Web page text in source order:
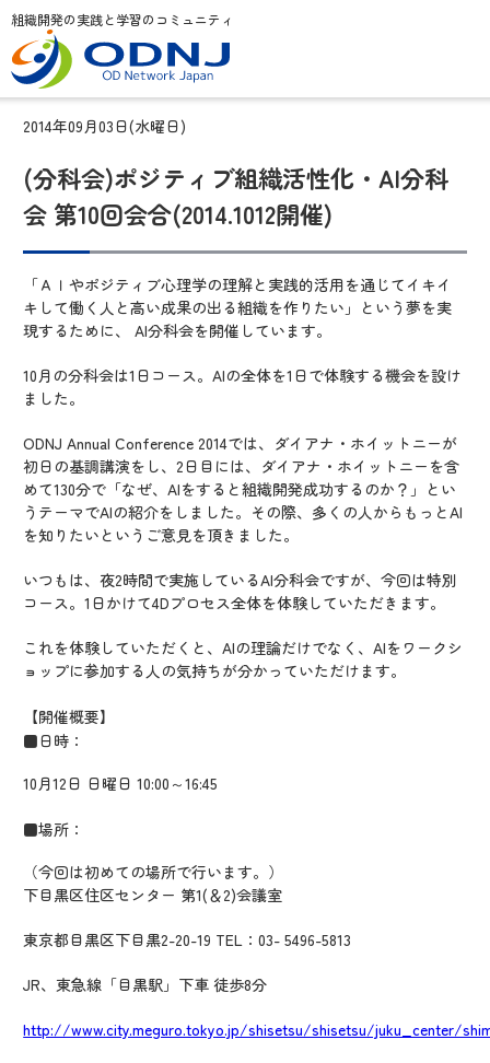
組織開発の実践と学習のコミュニティ
2014年09月03日(水曜日)
(分科会)ポジティブ組織活性化・AI分科
会 第10回会合(2014.1012開催)
「ＡＩやポジティブ心理学の理解と実践的活用を通じてイキイ
キして働く人と高い成果の出る組織を作りたい」という夢を実
現するために、 AI分科会を開催しています。
10月の分科会は1日コース。AIの全体を1日で体験する機会を設け
ました。
ODNJ Annual Conference 2014では、ダイアナ・ホイットニーが
初日の基調講演をし、2日目には、ダイアナ・ホイットニーを含
めて130分で「なぜ、AIをすると組織開発成功するのか？」とい
うテーマでAIの紹介をしました。その際、多くの人からもっとAI
を知りたいというご意見を頂きました。
いつもは、夜2時間で実施しているAI分科会ですが、今回は特別
コース。1日かけて4Dプロセス全体を体験していただきます。
これを体験していただくと、AIの理論だけでなく、AIをワークシ
ョップに参加する人の気持ちが分かっていただけます。
【開催概要】
■日時：
10月12日 日曜日 10:00～16:45
■場所：
（今回は初めての場所で行います。）
下目黒区住区センター 第1(＆2)会議室
東京都目黒区下目黒2-20-19 TEL：03- 5496-5813
JR、東急線「目黒駅」下車 徒歩8分
http://www.city.meguro.tokyo.jp/shisetsu/shisetsu/juku_center/